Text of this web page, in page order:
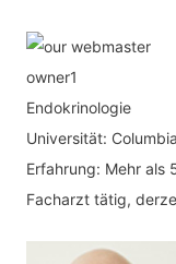
Endokrinologie
Universität:
Erfahrung: Mehr als
Facharzt tätig,